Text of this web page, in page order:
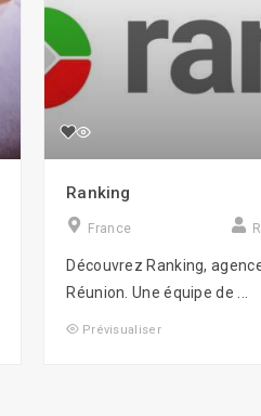
Ranking
France
Découvrez Ranking,
Réunion. Une équipe de ...
Prévisualiser